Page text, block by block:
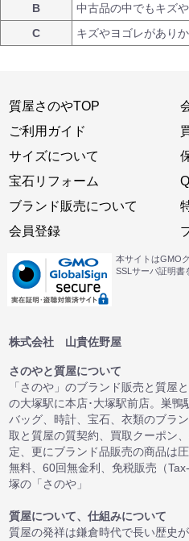
B
中古品の中でもキズ
C
キズやヨゴレがあり
質屋さのやTOP
ご利用ガイド
サイズについて
宝石リフォーム
ブランド販売について
会員登録
本サイトはGMO
SSLサーバ証明書
株式会社 山貴佐野屋
さのやと質屋について
「さのや」のブランド販売と質屋
の大塚駅に本店･大塚駅前店。巣鴨
バッグ、時計、宝石、衣類のブラ
取と質屋の質契約、買取クーポン
定、更にブランド品販売の商品は
無料、60回無金利、免税販売（
塚の「さのや」
質屋について、仕組みについて
質屋の発祥は鎌倉時代で長い歴史